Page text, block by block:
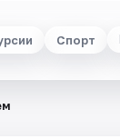
Спорт